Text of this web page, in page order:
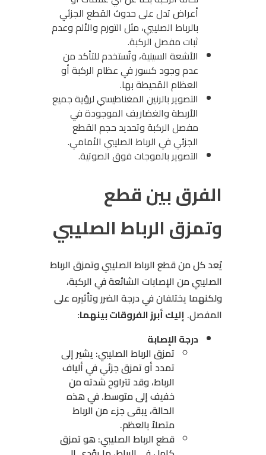
أعراض تدل على حدوث القطع الجزئي
بالرباط الصليبي، مثل التورم والألم وعدم
ثبات مفصل الركبة.
الأشعة السينية، وتُستخدم للتأكد من
عدم وجود كسور في عظام الركبة أو
العظام المُحيطة بها.
التصوير بالرنين المغناطيسي لرؤية جميع
الأربطة والغضاريف الموجودة في
مفصل الركبة وتحديد حجم القطع
الجزئي في الرباط الصليبي الأمامي.
التصوير بالموجات فوق الصوتية.
الفرق بين قطع
وتمزق الرباط الصليبي
يُعد كل من قطع الرباط الصليبي وتمزق الرباط
الصليبي من الإصابات الشائعة في الركبة،
ولكنهما يختلفان في درجة الضرر وتأثيره على
المفصل. إليك أبرز الفروقات بينهما:
درجة الإصابة
تمزق الرباط الصليبي: يشير إلى
تمدد أو تمزق جزئي في ألياف
الرباط، وقد تتراوح شدته من
خفيف إلى متوسط. في هذه
الحالة، يبقى جزء من الرباط
متصلاً بالعظم.
قطع الرباط الصليبي: هو تمزق